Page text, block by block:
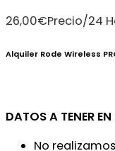
26,00€Precio/24
Alquiler Rode Wireless
DATOS A TENER
No